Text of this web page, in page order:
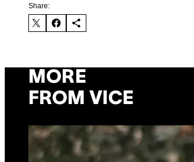
Share:
MORE
FROM VICE